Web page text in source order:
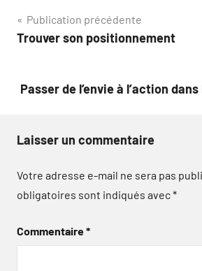
Navigation
de
Publication précédente
Trouver son positionnement
Passer de l’envie à l’action
Laisser un commentaire
Votre adresse e-mail ne sera pas
obligatoires sont indiqués avec*
Commentaire*